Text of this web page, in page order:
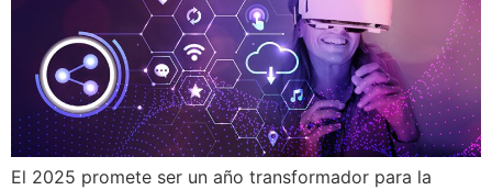
El 2025 promete ser un año transformador para la